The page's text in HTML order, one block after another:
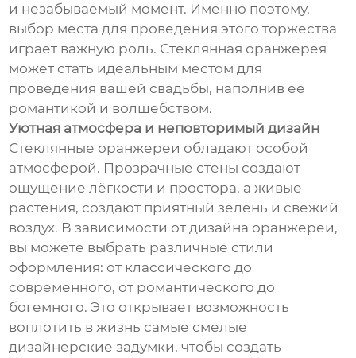
и незабываемый момент. Именно поэтому,
выбор места для проведения этого торжества
играет важную роль. Стеклянная оранжерея
может стать идеальным местом для
проведения вашей свадьбы, наполнив её
романтикой и волшебством.
Уютная атмосфера и неповторимый дизайн
Стеклянные оранжереи обладают особой
атмосферой. Прозрачные стены создают
ощущение лёгкости и простора, а живые
растения, создают приятный зелень и свежий
воздух. В зависимости от дизайна оранжереи,
вы можете выбрать различные стили
оформления: от классического до
современного, от романтического до
богемного. Это открывает возможность
воплотить в жизнь самые смелые
дизайнерские задумки, чтобы создать